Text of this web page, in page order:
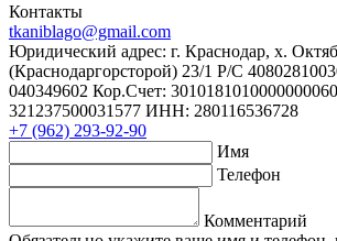
Контакты
tkaniblago@gmail.com
Юридический адрес: г. Краснодар, х.
(Краснодаргорсторой) 23/1 Р/C
040349602 Кор.Счет:
321237500031577 ИНН: 280116536728
+7 (962) 293-92-90
Имя
Телефон
Комментарий